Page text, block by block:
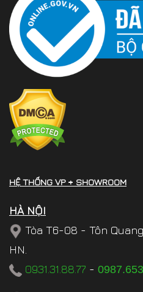
HỆ THỐNG VP + SHOWROOM
HÀ NỘI
Tòa T6-08 - Tôn
HN.
0931.31.88.77 -